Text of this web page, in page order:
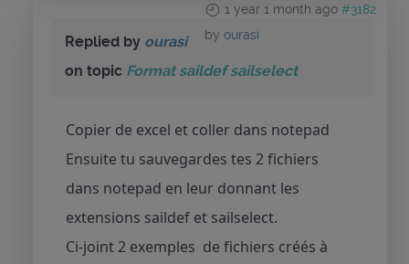
1 year 1 month ago #3182
by ourasi
Replied by ourasi
on topic Format saildef sailselect
Copier de excel et coller dans notepad
Ensuite tu sauvegardes tes 2 fichiers
dans notepad en leur donnant les
extensions saildef et sailselect.
Ci-joint 2 exemples de fichiers créés à